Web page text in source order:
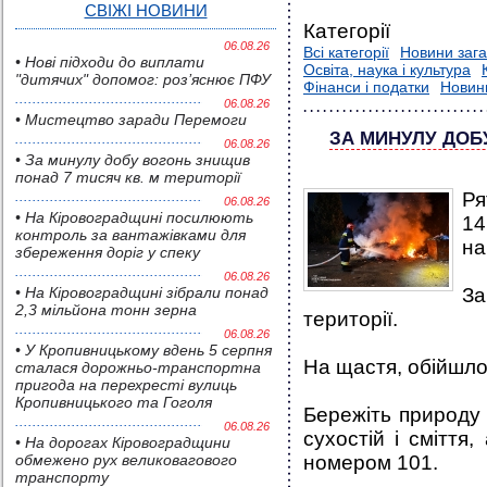
СВІЖІ НОВИНИ
06.08.26
• Нові підходи до виплати
"дитячих" допомог: роз’яснює ПФУ
06.08.26
• Мистецтво заради Перемоги
06.08.26
• За минулу добу вогонь знищив
понад 7 тисяч кв. м території
06.08.26
• На Кіровоградщині посилюють
контроль за вантажівками для
збереження доріг у спеку
06.08.26
• На Кіровоградщині зібрали понад
2,3 мільйона тонн зерна
06.08.26
• У Кропивницькому вдень 5 серпня
сталася дорожньо-транспортна
пригода на перехресті вулиць
Кропивницького та Гоголя
06.08.26
• На дорогах Кіровоградщини
обмежено рух великовагового
транспорту
Категорії
Всі категорії
Новини
Освіта, наука і культура
Фінанси і податки
ЗА МИНУЛУ
території.
На щастя,
Бережіть
сухостій і
номером 101.